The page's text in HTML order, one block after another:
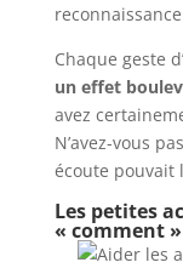
Chaque geste
un effet
avez
N’avez-vous
écoute pouvait
Les petites
« comment »